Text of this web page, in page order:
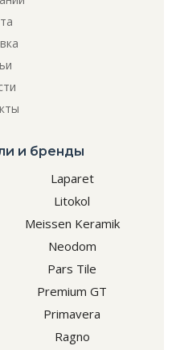
и бренды
Laparet
Litokol
Meissen Keramik
Neodom
Pars Tile
Premium GT
Primavera
Ragno